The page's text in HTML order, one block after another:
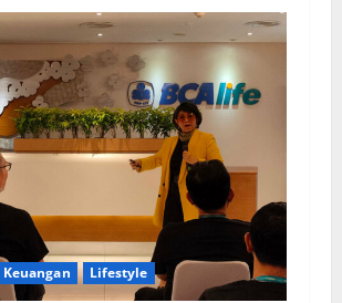
Keuangan Lifestyle